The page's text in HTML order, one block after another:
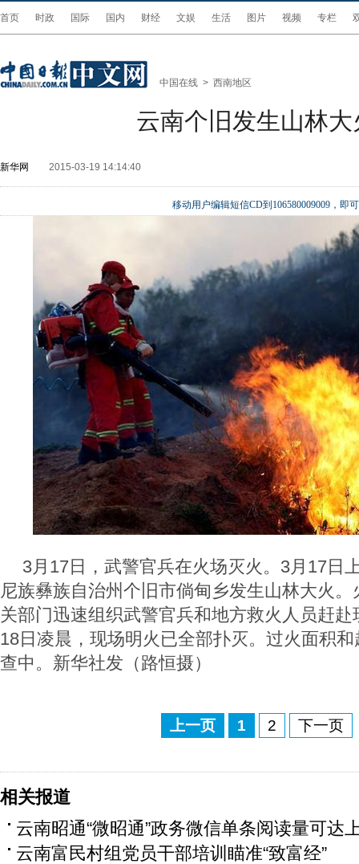
首页 时政 国际 国内 财经 文娱 生活 图片 视频 专栏
中国在线 > 西南地区
云南个旧发生山林大
新华网 2015-03-19 14:14:40
移动用户编辑短信CD到106580009009，即
3月17日，武警官兵在火场灭火。3月17日
尼族彝族自治州个旧市倘甸乡发生山林大火
关部门迅速组织武警官兵和地方救火人员赶
18日凌晨，现场明火已全部扑灭。过火面积
查中。新华社发（路恒摄）
上一页 1 2 下一页
相关报道
云南昭通“微昭通”政务微信单条阅读量可达
云南富民村组党员干部培训瞄准“致富经”